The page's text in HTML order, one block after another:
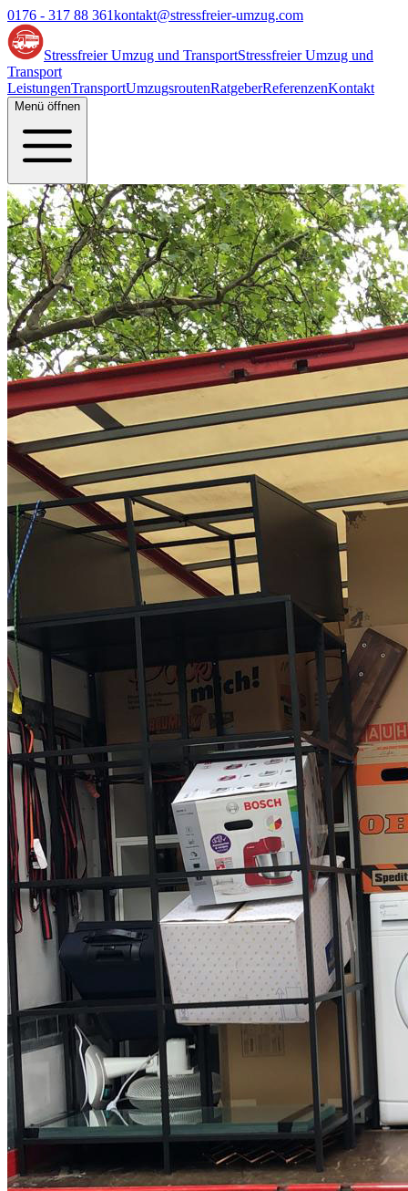
0176 - 317 88 361kontakt@stressfreier-umzug.com
Stressfreier Umzug und TransportStressfreier Umzug und
Transport
LeistungenTransportUmzugsroutenRatgeberReferenzenKontakt
Menü öffnen